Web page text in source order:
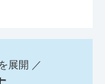
展開 ／